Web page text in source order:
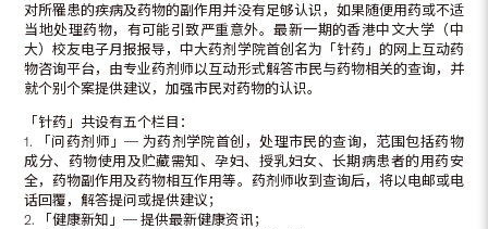
对所罹患的疾病及药物的副作用并没有足够认识，如果随便用药或不适
当地处理药物，有可能引致严重意外。最新一期的香港中文大学（中
大）校友电子月报报导，中大药剂学院首创名为「针药」的网上互动药
物咨询平台，由专业药剂师以互动形式解答市民与药物相关的查询，并
就个别个案提供建议，加强市民对药物的认识。
「针药」共设有五个栏目：
1. 「问药剂师」─ 为药剂学院首创，处理市民的查询，范围包括药物
成分、药物使用及贮藏需知、孕妇、授乳妇女、长期病患者的用药安
全，药物副作用及药物相互作用等。药剂师收到查询后，将以电邮或电
话回覆，解答提问或提供建议；
2. 「健康新知」─ 提供最新健康资讯；